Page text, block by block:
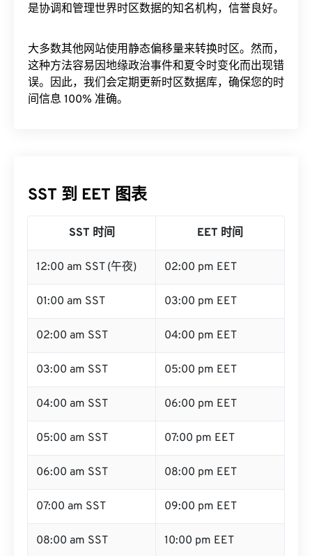
是协调和管理世界时区数据的知名机构，信誉良好。
大多数其他网站使用静态偏移量来转换时区。然而，
这种方法容易因地缘政治事件和夏令时变化而出现错
误。因此，我们会定期更新时区数据库，确保您的时
间信息 100% 准确。
SST 到 EET 图表
SST 时间 EET 时间
12:00 am SST (午夜) 02:00 pm EET
01:00 am SST 03:00 pm EET
02:00 am SST 04:00 pm EET
03:00 am SST 05:00 pm EET
04:00 am SST 06:00 pm EET
05:00 am SST 07:00 pm EET
06:00 am SST 08:00 pm EET
07:00 am SST 09:00 pm EET
08:00 am SST 10:00 pm EET